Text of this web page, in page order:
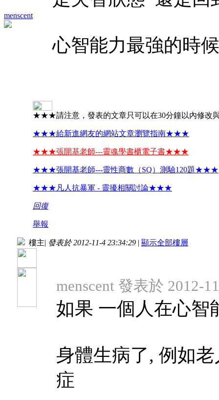
menscent
心智能力最強的時候
★★★請注意，發表的文章只可以在30分鐘以內修
★★★給新進網友的網站文章瀏覽指南★★★
★★★張開基老師---靈魂學書櫃電子書★★★
★★★張開基老師---靈性商數（SQ）測驗120題★★★
★★★凡人抗暴軍 - 靈擾相關討論★★★
回復
舉報
樓主| 發表於 2012-11-4 23:34:29 | 顯示全部樓層
menscent 發表於 2012-
如果 一個人在心智
身體生病了, 例如
症